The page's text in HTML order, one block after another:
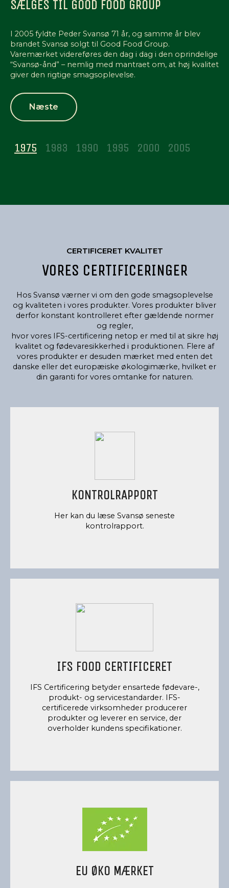
SÆLGES TIL GOOD FOOD GROUP
I 2005 fyldte Peder Svansø 71 år, og samme år blev
brandet Svansø solgt til Good Food Group.
Varemærket videreføres den dag i dag i den oprindelige
“Svansø-ånd” – nemlig med mantraet om, at høj kvalitet
giver den rigtige smagsoplevelse.
Næste
1975 1983 1990 1995 2000 2005
CERTIFICERET KVALITET
VORES CERTIFICERINGER
Hos Svansø værner vi om den gode smagsoplevelse
og kvaliteten i vores produkter. Vores produkter bliver
derfor konstant kontrolleret efter gældende normer
og regler,
hvor vores IFS-certificering netop er med til at sikre høj
kvalitet og fødevaresikkerhed i produktionen. Flere af
vores produkter er desuden mærket med enten det
danske eller det europæiske økologimærke, hvilket er
din garanti for vores omtanke for naturen.
KONTROLRAPPORT
Her kan du læse Svansø seneste
kontrolrapport.
IFS FOOD CERTIFICERET
IFS Certificering betyder ensartede fødevare-,
produkt- og servicestandarder. IFS-
certificerede virksomheder producerer
produkter og leverer en service, der
overholder kundens specifikationer.
EU ØKO MÆRKET